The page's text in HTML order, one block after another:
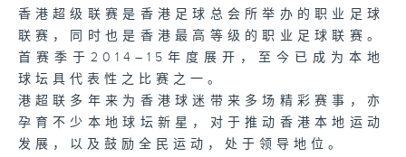
香港超级联赛是香港足球总会所举办的职业足球
联赛，同时也是香港最高等级的职业足球联赛。
首赛季于2014–15年度展开，至今已成为本地
球坛具代表性之比赛之一。
港超联多年来为香港球迷带来多场精彩赛事，亦
孕育不少本地球坛新星，对于推动香港本地运动
发展，以及鼓励全民运动，处于领导地位。